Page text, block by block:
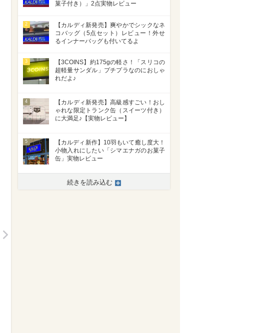
菓子付き）」2点実物レビュー
2
【カルディ新発売】爽やかでシックなネ
コバッグ（5点セット）レビュー！外せ
るインナーバッグも付いてるよ
3
【3COINS】約175gの軽さ！「スリコの
超軽量サンダル」プチプラなのにおしゃ
れだよ♪
4
【カルディ新発売】高級感すごい！おし
ゃれな限定トランク缶（スイーツ付き）
に大満足♪【実物レビュー】
5
【カルディ新作】10羽もいて癒し度大！
小物入れにしたい「シマエナガのお菓子
缶」実物レビュー
続きを読み込む